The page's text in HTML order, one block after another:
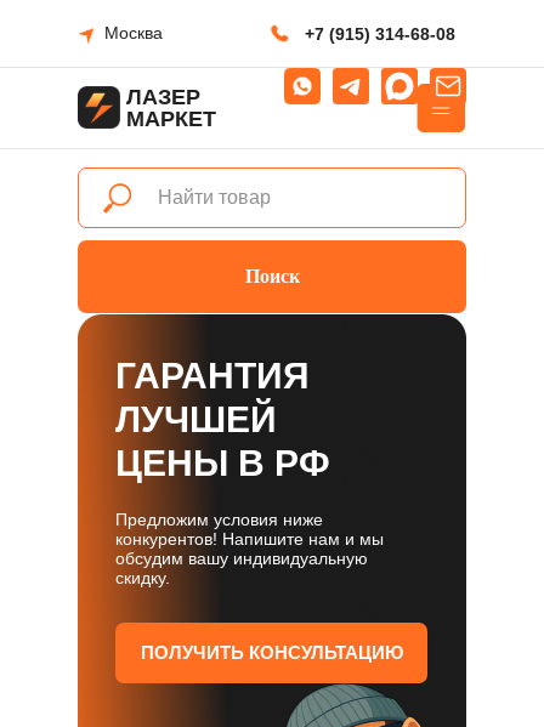
Поиск
ЛАЗЕР
МАРКЕТ
Москва +7 (915) 314-68-08
Предложим условия ниже
конкурентов! Напишите нам и мы
обсудим вашу индивидуальную
скидку.
ГАРАНТИЯ
ЛУЧШЕЙ
ЦЕНЫ В РФ
ПОЛУЧИТЬ КОНСУЛЬТАЦИЮ